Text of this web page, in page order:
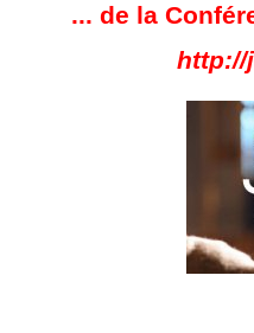
... de la
http://